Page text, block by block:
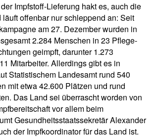
Impfstoff-Lieferung hakt es, auch die
offenbar nur schleppend an: Seit
am 27. Dezember wurden in
2.284 Menschen in 23 Pflege-
geimpft, darunter 1.273
Mitarbeiter. Allerdings gibt es in
Statistischem Landesamt rund 540
mit etwa 42.600 Plätzen und rund
Das Land sei überrascht worden von
vor allem beim
Gesundheitsstaatssekretär Alexander
der Impfkoordinator für das Land ist.